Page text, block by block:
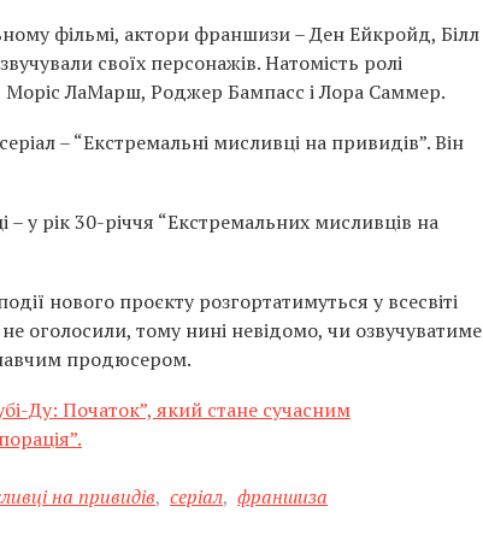
фільмі, актори франшизи – Ден Ейкройд, Білл
своїх персонажів. Натомість ролі
ЛаМарш, Роджер Бампасс і Лора Саммер.
– “Екстремальні мисливці на привидів”. Він
у рік 30-річчя “Екстремальних мисливців на
нового проєкту розгортатимуться у всесвіті
оголосили, тому нині невідомо, чи озвучуватиме
продюсером.
Ду: Початок”, який стане сучасним
на привидів, серіал, франшиза